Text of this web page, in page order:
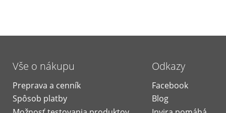
Vše o nákupu
Preprava a cenník
Spôsob platby
Odkazy
Facebook
Blog